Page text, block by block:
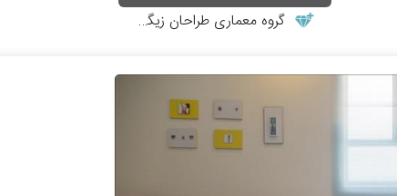
گروه معماری طراحان زیگورات